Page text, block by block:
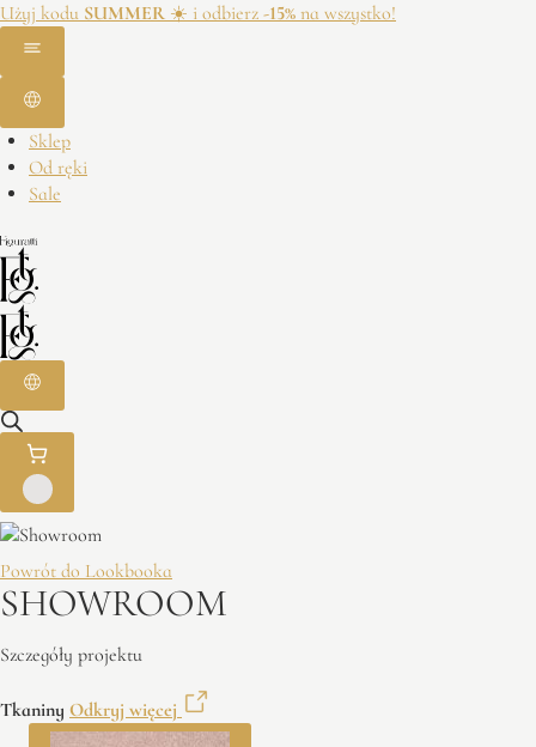
Użyj kodu SUMMER ☀️ i odbierz -15% na wszystko!
Sklep
Od ręki
Sale
Powrót do Lookbooka
SHOWROOM
Szczegóły projektu
Tkaniny Odkryj więcej